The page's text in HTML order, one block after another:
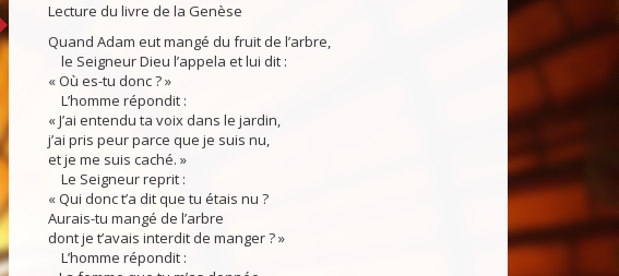
Lecture du livre de la Genèse
Quand Adam eut mangé du fruit de l’arbre,
le Seigneur Dieu l’appela et lui dit :
« Où es-tu donc ? »
L’homme répondit :
« J’ai entendu ta voix dans le jardin,
j’ai pris peur parce que je suis nu,
et je me suis caché. »
Le Seigneur reprit :
« Qui donc t’a dit que tu étais nu ?
Aurais-tu mangé de l’arbre
dont je t’avais interdit de manger ? »
L’homme répondit :